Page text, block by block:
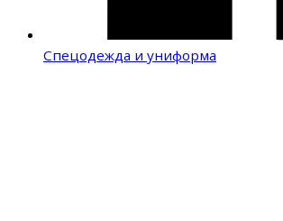
Спецодежда и униформа